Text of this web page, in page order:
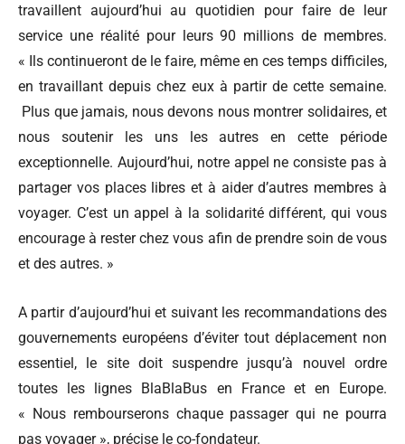
travaillent aujourd’hui au quotidien pour faire de leur
service une réalité pour leurs 90 millions de membres.
« Ils continueront de le faire, même en ces temps difficiles,
en travaillant depuis chez eux à partir de cette semaine.
Plus que jamais, nous devons nous montrer solidaires, et
nous soutenir les uns les autres en cette période
exceptionnelle. Aujourd’hui, notre appel ne consiste pas à
partager vos places libres et à aider d’autres membres à
voyager. C’est un appel à la solidarité différent, qui vous
encourage à rester chez vous afin de prendre soin de vous
et des autres. »
A partir d’aujourd’hui et suivant les recommandations des
gouvernements européens d’éviter tout déplacement non
essentiel, le site doit suspendre jusqu’à nouvel ordre
toutes les lignes BlaBlaBus en France et en Europe.
« Nous rembourserons chaque passager qui ne pourra
pas voyager », précise le co-fondateur.